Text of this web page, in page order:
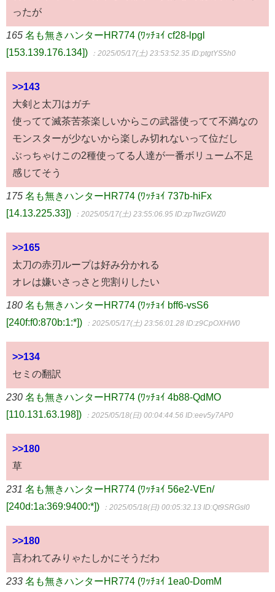
ったが
165 名も無きハンターHR774 (ﾜｯﾁｮｲ cf28-lpgl
[153.139.176.134])
：2025/05/17(土) 23:53:52.35 ID:ptgtYS5h0
>>143
大剣と太刀はガチ
使ってて滅茶苦茶楽しいからこの武器使ってて不満なの
モンスターが少ないから楽しみ切れないって位だし
ぶっちゃけこの2種使ってる人達が一番ボリューム不足
感じてそう
175 名も無きハンターHR774 (ﾜｯﾁｮｲ 737b-hiFx
[14.13.225.33])
：2025/05/17(土) 23:55:06.95 ID:zpTwzGWZ0
>>165
太刀の赤刃ループは好み分かれる
オレは嫌いさっさと兜割りしたい
180 名も無きハンターHR774 (ﾜｯﾁｮｲ bff6-vsS6
[240f:f0:870b:1:*])
：2025/05/17(土) 23:56:01.28 ID:z9CpOXHW0
>>134
セミの翻訳
230 名も無きハンターHR774 (ﾜｯﾁｮｲ 4b88-QdMO
[110.131.63.198])
：2025/05/18(日) 00:04:44.56 ID:eev5y7AP0
>>180
草
231 名も無きハンターHR774 (ﾜｯﾁｮｲ 56e2-VEn/
[240d:1a:369:9400:*])
：2025/05/18(日) 00:05:32.13 ID:Qt9SRGsl0
>>180
言われてみりゃたしかにそうだわ
233 名も無きハンターHR774 (ﾜｯﾁｮｲ 1ea0-DomM